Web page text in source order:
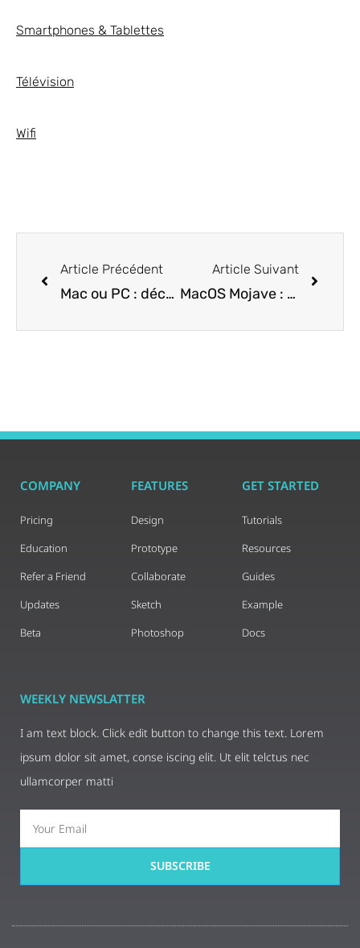
Smartphones & Tablettes
Télévision
Wifi
Article Précédent
Mac ou PC : découvrez comment choisir le bon ordinateur pour vous
Article Suivant
MacOS Mojave : tout savoir sur cette version du système d’exploitation
COMPANY
Pricing
Education
Refer a Friend
Updates
Beta
FEATURES
Design
Prototype
Collaborate
Sketch
Photoshop
GET STARTED
Tutorials
Resources
Guides
Example
Docs
WEEKLY NEWSLATTER
I am text block. Click edit button to change this text. Lorem
ipsum dolor sit amet, conse iscing elit. Ut elit telctus nec
ullamcorper matti
SUBSCRIBE